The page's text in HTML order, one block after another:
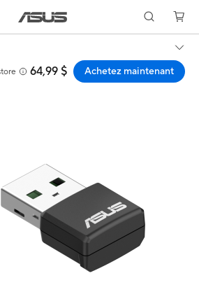
64,99 $ Achetez maintenant